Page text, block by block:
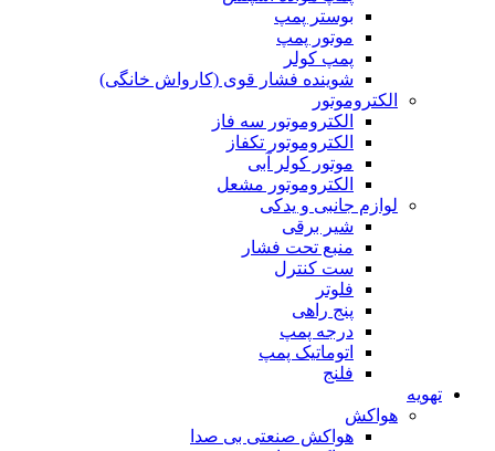
بوستر پمپ
موتور پمپ
پمپ کولر
شوینده فشار قوی (کارواش خانگی)
الکتروموتور
الکتروموتور سه فاز
الکتروموتور تکفاز
موتور کولر آبی
الکتروموتور مشعل
لوازم جانبی و یدکی
شیر برقی
منبع تحت فشار
ست کنترل
فلوتر
پنج راهی
درجه پمپ
اتوماتیک پمپ
فلنج
تهویه
هواکش
هواکش صنعتی بی صدا